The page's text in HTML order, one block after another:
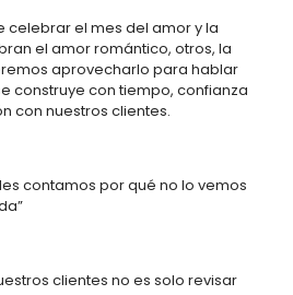
celebrar el mes del amor y la
el amor romántico, otros, la
aprovecharlo para hablar
construye con tiempo, confianza
con nuestros clientes.
contamos por qué no lo vemos
clientes no es solo revisar